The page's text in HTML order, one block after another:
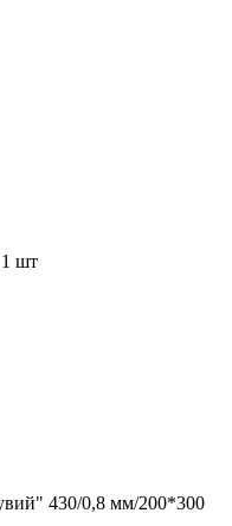
1 шт
430/0,8 мм/200*300